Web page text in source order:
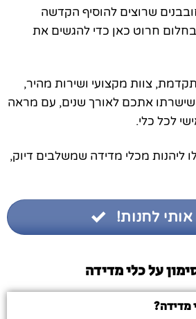
שרוצים להוסיף הקדשה
חרוט כאן כדי להגשים את
צוות מקצועי ושירות מהיר,
שישרתו אתכם לאורך שנים, עם מראה
לכל כלי.
ליהנות מכלי מדידה שמשלבים דיוק,
לחנות!
על כלי מדידה
מדידה?